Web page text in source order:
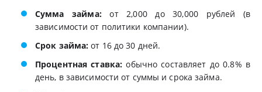
Сумма займа:от 2,000 до 30,000 рублей (в
зависимости от политики компании).
Срок займа: от 16 до 30 дней.
Процентная ставка: обычно составляет до 0.8% в
день, в зависимости от суммы и срока займа.